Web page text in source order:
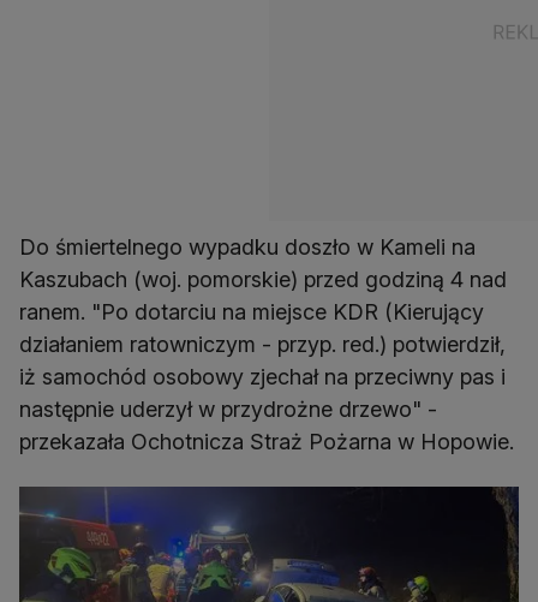
Do śmiertelnego wypadku doszło w Kameli na
Kaszubach (woj. pomorskie) przed godziną 4 nad
ranem. "Po dotarciu na miejsce KDR (Kierujący
działaniem ratowniczym - przyp. red.) potwierdził,
iż samochód osobowy zjechał na przeciwny pas i
następnie uderzył w przydrożne drzewo" -
przekazała Ochotnicza Straż Pożarna w Hopowie.